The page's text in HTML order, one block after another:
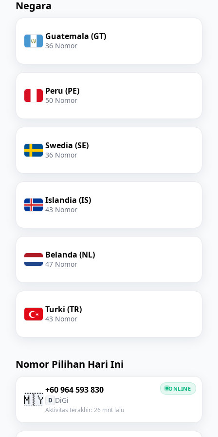
Negara
Guatemala (GT)
36 Nomor
Peru (PE)
50 Nomor
Swedia (SE)
36 Nomor
Islandia (IS)
43 Nomor
Belanda (NL)
47 Nomor
Turki (TR)
43 Nomor
Nomor Pilihan Hari Ini
🇲🇾
+60 964 593 830
D DiGi
Aktivitas terakhir: 26 mnt lalu
ONLINE